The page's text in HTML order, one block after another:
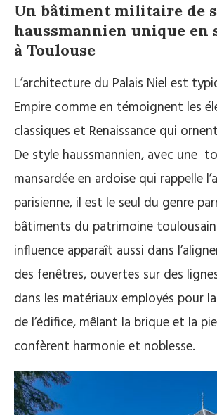
Un bâtiment militaire de
haussmannien unique en
à Toulouse
L’architecture du Palais Niel est
Empire comme en témoignent les
classiques et Renaissance qui
De style haussmannien, avec une
mansardée en ardoise qui rappelle
parisienne, il est le seul du genre
bâtiments du patrimoine
influence apparaît aussi dans
des fenêtres, ouvertes sur des
dans les matériaux employés pour
de l’édifice, mêlant la brique et la
confèrent harmonie et noblesse.